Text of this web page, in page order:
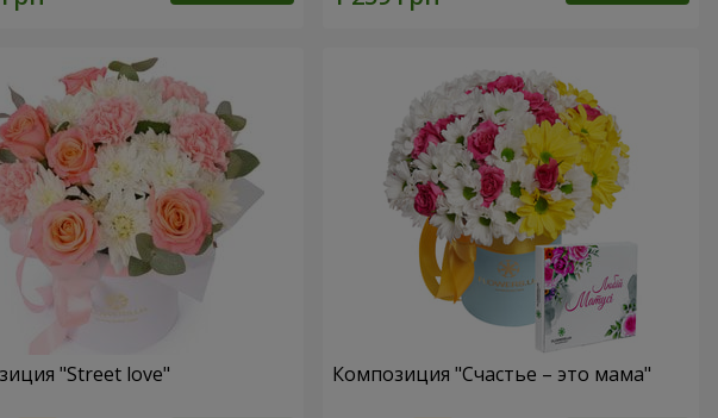
"Street love" Композиция "Счастье – это мама"